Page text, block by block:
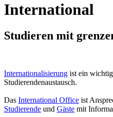
International
Studieren mit
Internationalisierung ist ein
Studierendenaustausch.
Das International Office ist
Studierende und Gäste mit